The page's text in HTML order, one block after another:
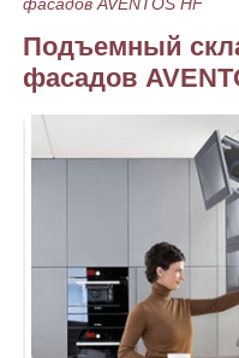
Подъемный
фасадов